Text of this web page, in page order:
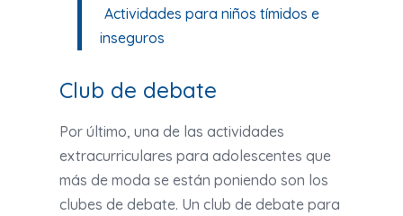
Actividades para niños tímidos e
inseguros
Club de debate
Por último, una de las actividades
extracurriculares para adolescentes que
más de moda se están poniendo son los
clubes de debate. Un club de debate para